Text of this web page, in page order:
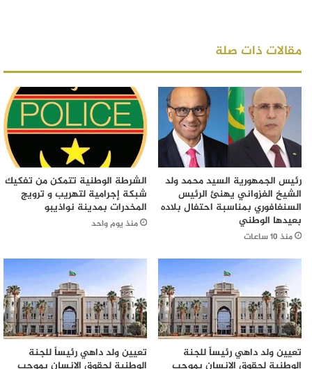
مقالات ذات صلة
رئيس الجمهورية السيد محمد ولد
الشيخ الغزواني يهنئ الرئيس
السنغافوري بمناسبة احتفال بلاده
بعيدها الوطني
منذ 10 ساعات
الشرطة الوطنية تتمكن من تفكيك
شبكة إجرامية لتهريب و ترويج
المخدرات بمدينة نواذيبو
منذ يوم واحد
تعيين ولد داهي رئيساً للجنة
تعيين ولد داهي رئيساً للجنة